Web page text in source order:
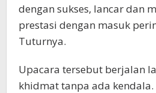
dengan sukses, lancar dan
prestasi dengan masuk
Tuturnya.
Upacara tersebut berjalan
khidmat tanpa ada kendala.